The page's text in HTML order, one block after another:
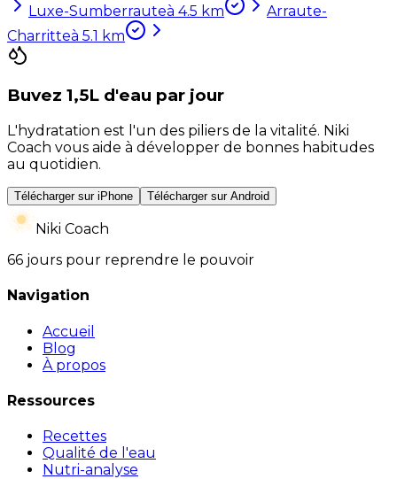
Luxe-Sumberrauteà 4.5 km
Arraute-
Charritteà 5.1 km
Buvez 1,5L d'eau par jour
L'hydratation est l'un des piliers de la vitalité. Niki
Coach vous aide à développer de bonnes habitudes
au quotidien.
Télécharger sur iPhone Télécharger sur Android
Niki Coach
66 jours pour reprendre le pouvoir
Navigation
Accueil
Blog
À propos
Ressources
Recettes
Qualité de l'eau
Nutri-analyse